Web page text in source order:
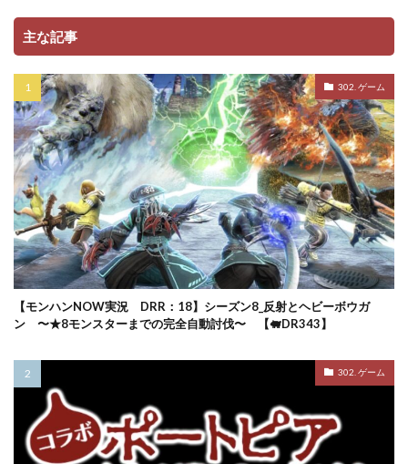
主な記事
302. ゲーム
【モンハンNOW実況 DRR：18】シーズン8_反射とヘビーボウガ
ン 〜★8モンスターまでの完全自動討伐〜 【🐖DR343】
302. ゲーム